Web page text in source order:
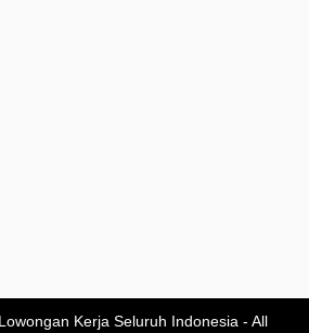
Lowongan Kerja Seluruh Indonesia - All